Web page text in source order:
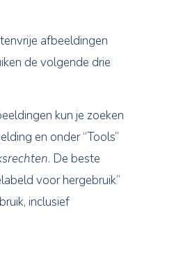
afbeeldingen
de volgende drie
kun je zoeken
en onder “Tools”
. De beste
voor hergebruik”
inclusief